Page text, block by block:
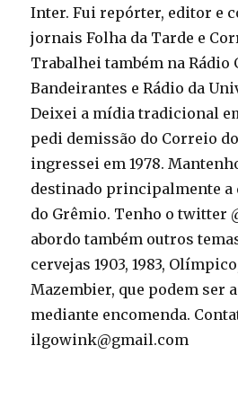
Inter. Fui repórter, editor e
jornais Folha da Tarde e
Trabalhei também na Rádio
Bandeirantes e Rádio da
Deixei a mídia tradicional
pedi demissão do Correio
ingressei em 1978.
destinado principalmente a
do Grêmio. Tenho o twitter
abordo também outros
cervejas 1903, 1983,
Mazembier, que podem ser
mediante encomenda.
ilgowink@gmail.com